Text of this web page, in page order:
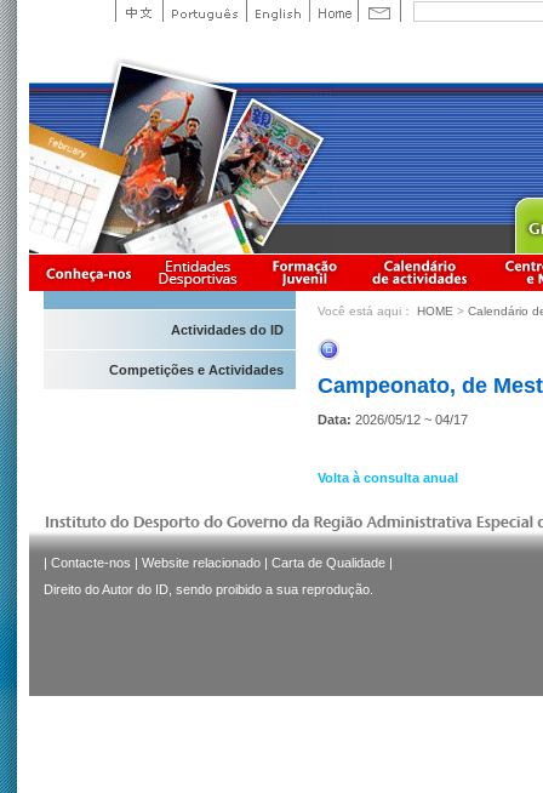
Actividades do ID
Competições e Actividades
Você está aqui： HOME > Calendário
Campeonato, de
Data: 2026/05/12 ~ 04/17
Volta à consulta anual
| Contacte-nos | Website relacionado | Carta de Qualidade |
Direito do Autor do ID, sendo proibido a sua reprodução.